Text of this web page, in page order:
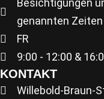
Besichtigungen
genannten
FR
9:00 - 12:00 &
KONTAKT
Willebold-Braun-